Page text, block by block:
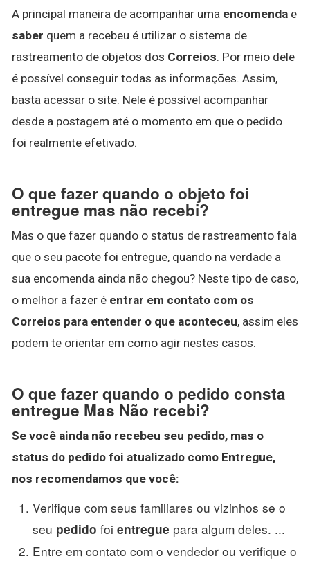
A principal maneira de acompanhar uma encomenda e
saber quem a recebeu é utilizar o sistema de
rastreamento de objetos dos Correios. Por meio dele
é possível conseguir todas as informações. Assim,
basta acessar o site. Nele é possível acompanhar
desde a postagem até o momento em que o pedido
foi realmente efetivado.
O que fazer quando o objeto foi
entregue mas não recebi?
Mas o que fazer quando o status de rastreamento fala
que o seu pacote foi entregue, quando na verdade a
sua encomenda ainda não chegou? Neste tipo de caso,
o melhor a fazer é entrar em contato com os
Correios para entender o que aconteceu, assim eles
podem te orientar em como agir nestes casos.
O que fazer quando o pedido consta
entregue Mas Não recebi?
Se você ainda não recebeu seu pedido, mas o
status do pedido foi atualizado como Entregue,
nos recomendamos que você:
Verifique com seus familiares ou vizinhos se o
seu pedido foi entregue para algum deles. ...
Entre em contato com o vendedor ou verifique o